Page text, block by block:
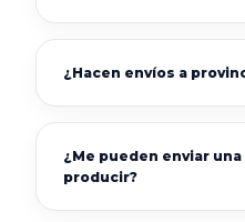
¿Hacen envíos a
¿Me pueden enviar
producir?